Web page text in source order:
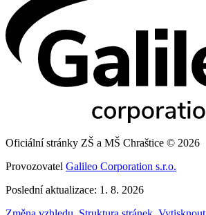
Oficiální stránky ZŠ a MŠ Chraštice © 2026
Provozovatel Galileo Corporation s.r.o.
Poslední aktualizace: 1. 8. 2026